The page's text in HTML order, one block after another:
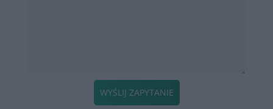
WYŚLIJ ZAPYTANIE